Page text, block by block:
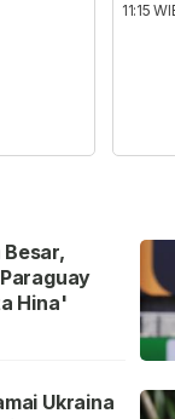
11:15
Hina'
Ukraina